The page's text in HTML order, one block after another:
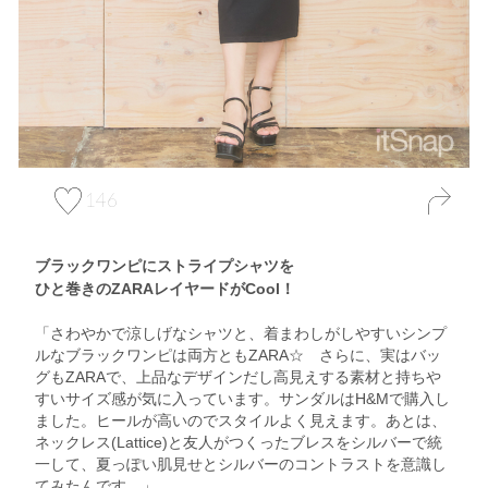
146
ブラックワンピにストライプシャツを
ひと巻きのZARAレイヤードがCool！
「さわやかで涼しげなシャツと、着まわしがしやすいシンプ
ルなブラックワンピは両方ともZARA☆ さらに、実はバッ
グもZARAで、上品なデザインだし高見えする素材と持ちや
すいサイズ感が気に入っています。サンダルはH&Mで購入し
ました。ヒールが高いのでスタイルよく見えます。あとは、
ネックレス(Lattice)と友人がつくったブレスをシルバーで統
一して、夏っぽい肌見せとシルバーのコントラストを意識し